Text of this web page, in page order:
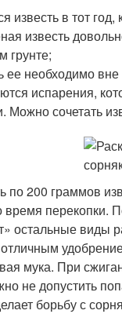
известь в тот
известь
грунте;
ее необходимо
испарения,
Можно сочетать
по 200 граммов
время перекопки.
остальные виды
мука. При
не допустить
борьбу с